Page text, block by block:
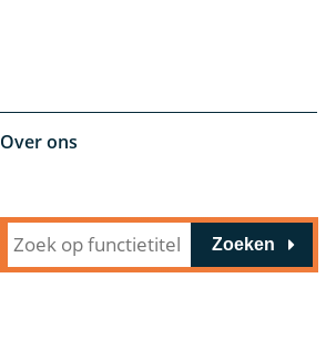
Over ons
Zoeken